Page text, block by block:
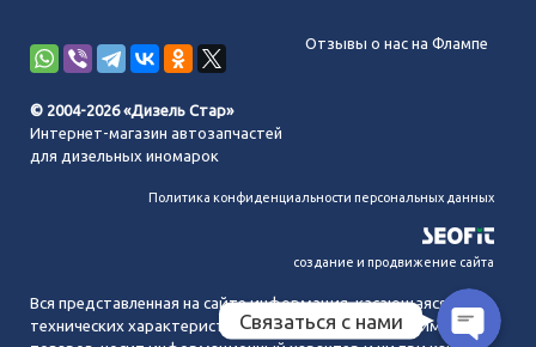
Отзывы о нас на Флампе
© 2004-2026 «Дизель Стар»
Интернет-магазин автозапчастей
для дизельных иномарок
Политика конфиденциальности персональных данных
создание и продвижение сайта
Вся представленная на сайте информация, касающаяся
технических характеристик, наличия на складе, стоимости
Связаться с нами